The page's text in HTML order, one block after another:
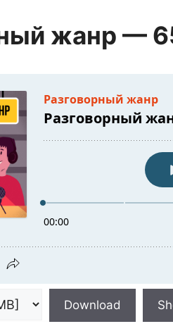
жанр —
Download